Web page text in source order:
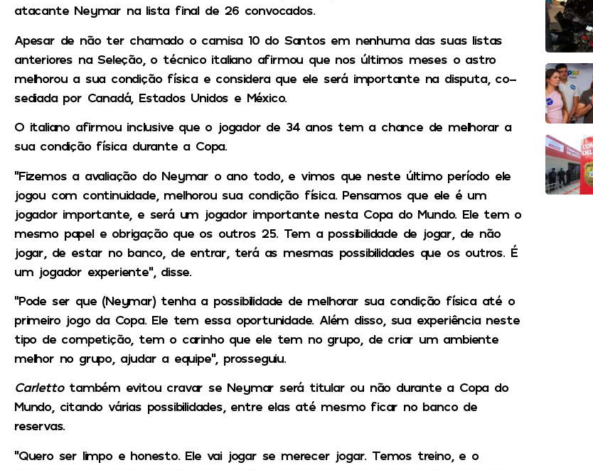
atacante Neymar na lista final de 26 convocados.
Apesar de não ter chamado o camisa 10 do Santos em nenhuma das suas listas
anteriores na Seleção, o técnico italiano afirmou que nos últimos meses o astro
melhorou a sua condição física e considera que ele será importante na disputa, co-
sediada por Canadá, Estados Unidos e México.
O italiano afirmou inclusive que o jogador de 34 anos tem a chance de melhorar a
sua condição física durante a Copa.
“Fizemos a avaliação do Neymar o ano todo, e vimos que neste último período ele
jogou com continuidade, melhorou sua condição física. Pensamos que ele é um
jogador importante, e será um jogador importante nesta Copa do Mundo. Ele tem o
mesmo papel e obrigação que os outros 25. Tem a possibilidade de jogar, de não
jogar, de estar no banco, de entrar, terá as mesmas possibilidades que os outros. É
um jogador experiente”, disse.
“Pode ser que (Neymar) tenha a possibilidade de melhorar sua condição física até o
primeiro jogo da Copa. Ele tem essa oportunidade. Além disso, sua experiência neste
tipo de competição, tem o carinho que ele tem no grupo, de criar um ambiente
melhor no grupo, ajudar a equipe”, prosseguiu.
Carletto também evitou cravar se Neymar será titular ou não durante a Copa do
Mundo, citando várias possibilidades, entre elas até mesmo ficar no banco de
reservas.
“Quero ser limpo e honesto. Ele vai jogar se merecer jogar. Temos treino, e o